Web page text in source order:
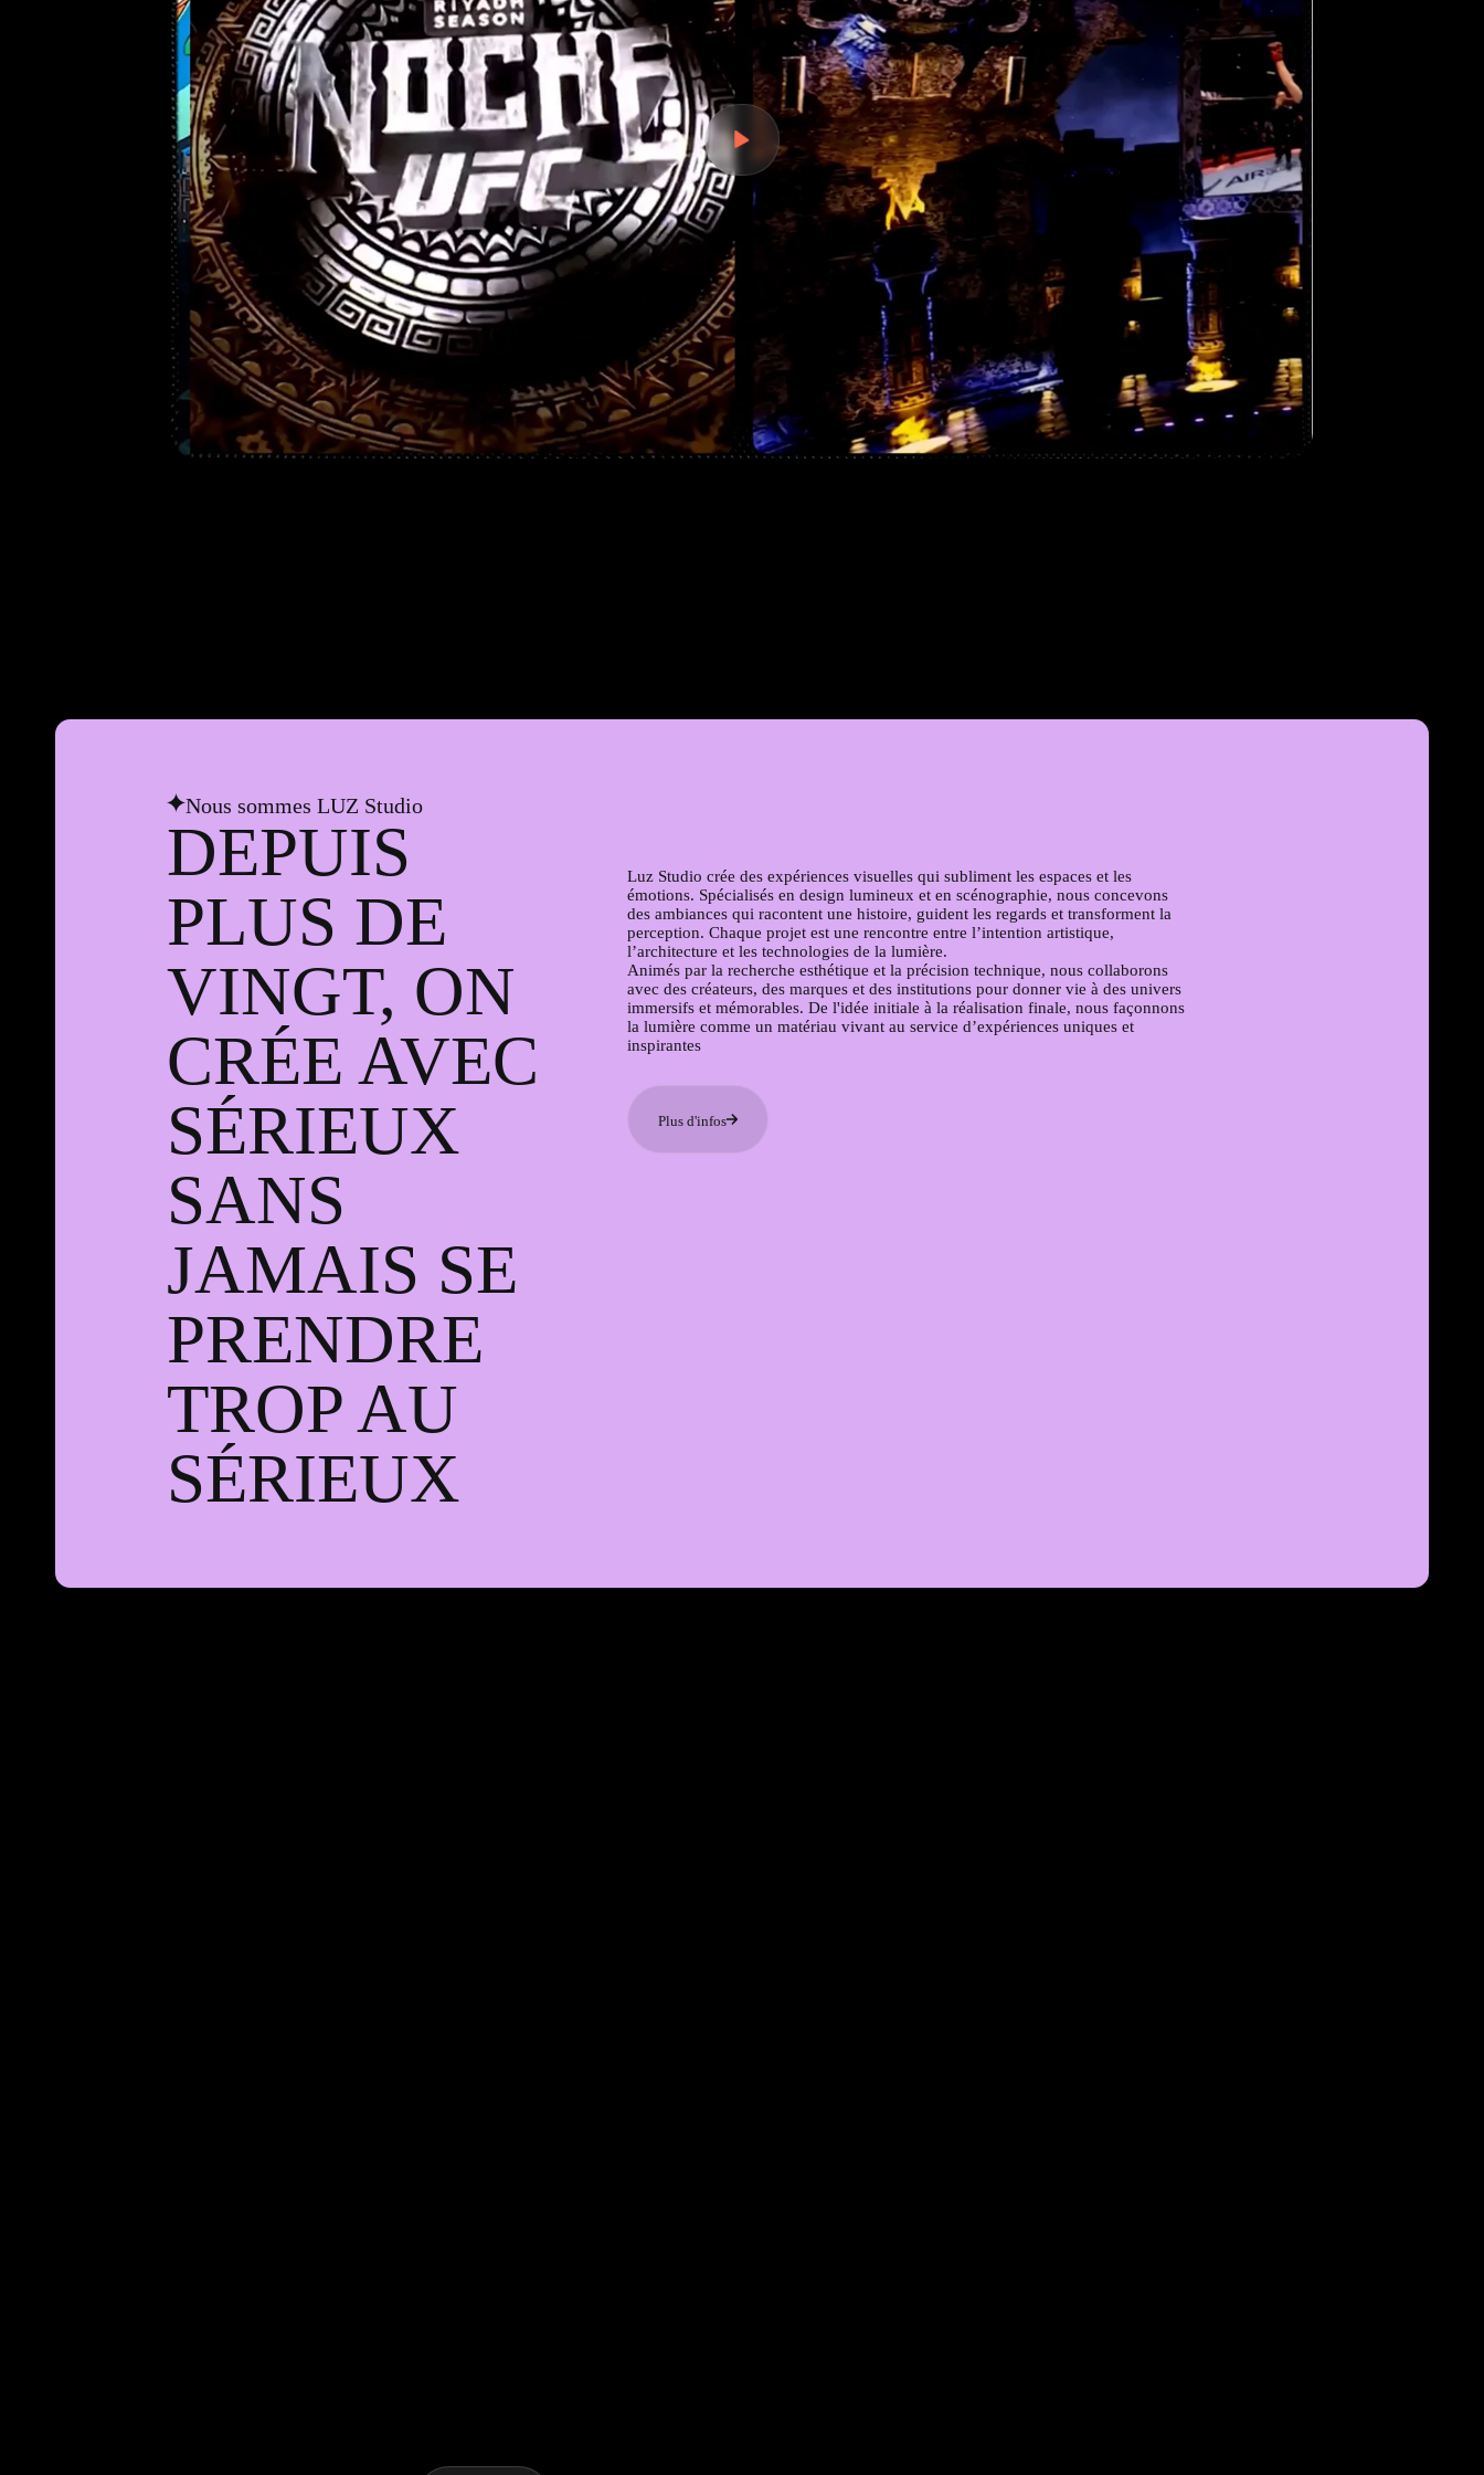
Nous sommes LUZ Studio
DEPUIS
PLUS DE
VINGT, ON
CRÉE AVEC
SÉRIEUX
SANS
JAMAIS SE
PRENDRE
TROP AU
SÉRIEUX
Luz Studio crée des expériences visuelles qui subliment les espaces et les
émotions. Spécialisés en design lumineux et en scénographie, nous concevons
des ambiances qui racontent une histoire, guident les regards et transforment la
perception. Chaque projet est une rencontre entre l’intention artistique,
l’architecture et les technologies de la lumière.
Animés par la recherche esthétique et la précision technique, nous collaborons
avec des créateurs, des marques et des institutions pour donner vie à des univers
immersifs et mémorables. De l'idée initiale à la réalisation finale, nous façonnons
la lumière comme un matériau vivant au service d’expériences uniques et
inspirantes
Plus d'infos